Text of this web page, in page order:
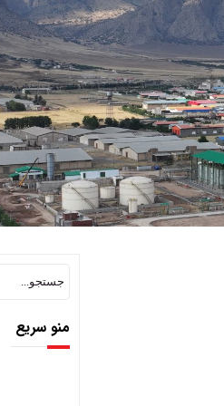
منو سریع